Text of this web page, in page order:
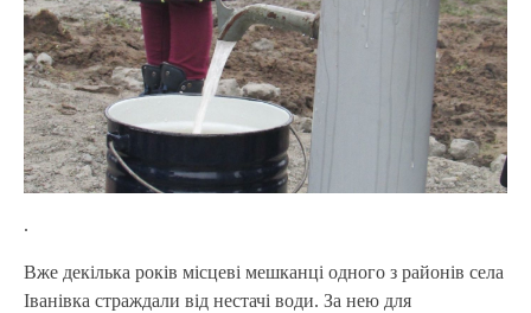
.
Вже декілька років місцеві мешканці одного з районів села
Іванівка страждали від нестачі води. За нею для